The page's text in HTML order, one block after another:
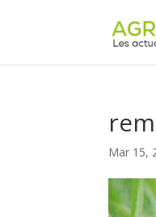
Mar 15,